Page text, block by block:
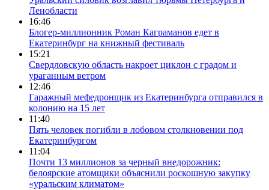
Ленобласти
16:46
Блогер-миллионник Роман Каграманов едет в
Екатеринбург на книжный фестиваль
15:21
Свердловскую область накроет циклон с градом и
ураганным ветром
12:46
Гаражный мефедронщик из Екатеринбурга отправился в
колонию на 15 лет
11:40
Пять человек погибли в лобовом столкновении под
Екатеринбургом
11:04
Почти 13 миллионов за черный внедорожник:
белоярские атомщики объяснили роскошную закупку
«уральским климатом»